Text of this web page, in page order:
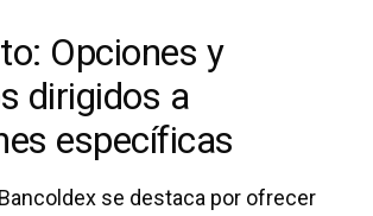
Opciones y
dirigidos a
específicas
se destaca por ofrecer